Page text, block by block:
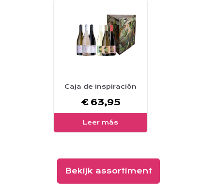
Caja de inspiración
€63,95
Leer más
Bekijk assortiment